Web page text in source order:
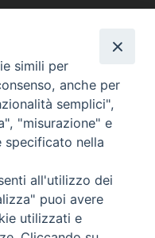
(BA)
simili per
anche per
semplici",
"misurazione" e
nella
all'utilizzo dei
puoi avere
utilizzati e